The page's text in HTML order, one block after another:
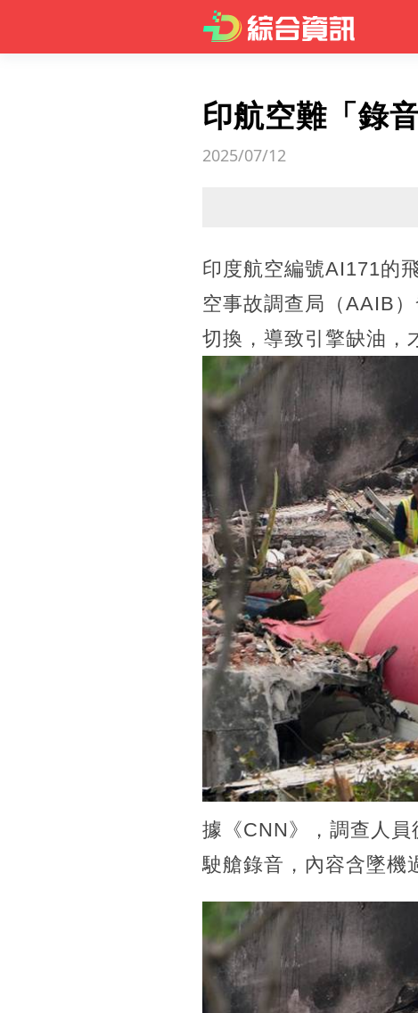
印航空難「錄
2025/07/12
印度航空編號AI171的
空事故調查局（AAIB
切換，導致引擎缺油，
據《CNN》，調查人
駛艙錄音，內容含墜機